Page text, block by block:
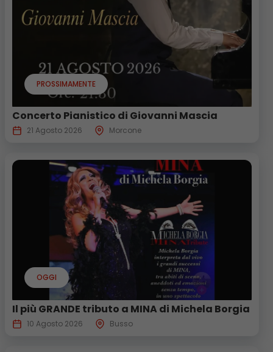
PROSSIMAMENTE
Concerto Pianistico di Giovanni Mascia
21 Agosto 2026 Morcone
OGGI
Il più GRANDE tributo a MINA di Michela Borgia
10 Agosto 2026 Busso